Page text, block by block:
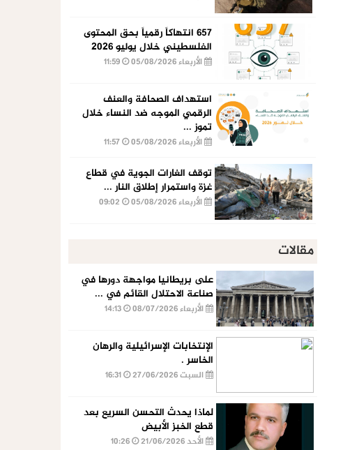
657 انتهاكاً رقمياً بحق المحتوى
الفلسطيني خلال يوليو 2026
الأربعاء 05/08/2026
استهداف الصحافة والعنف
الرقمي الموجه ضد النساء خلال
تموز ...
الأربعاء 05/08/2026
توقف الغارات الجوية في قطاع
غزة واستمرار إطلاق النار ...
الأربعاء 05/08/2026
مقالات
على بريطانيا مواجهة دورها في
صناعة الاحتلال القائم في ...
الأربعاء 08/07/2026
الإنتخابات الإسرائيلية والرهان
الخاسر .
السبت 27/06/2026
لماذا يحدث التحسن السريع بعد
قطع الخبز الأبيض
الأحد 21/06/2026